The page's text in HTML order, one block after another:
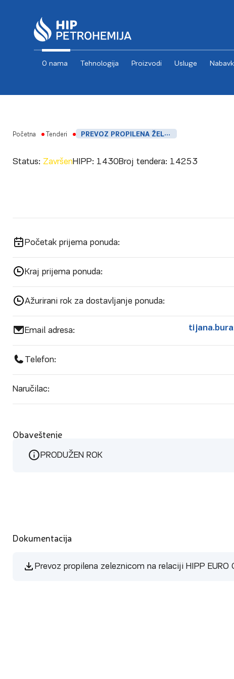
O nama Tehnologija Proizvodi Usluge
Početna Tenderi PREVOZ PROPILENA ŽELEZNICOM NA RELACIJI HIPP-EURO GAS SUBOTICA I TRANSPORT PRAZNIH ŽELEZNIČKIH CISTERNI NA RELACIJI EURO GA
Status: ZavršenHIPP: 1430Broj tendera: 14253
Početak prijema ponuda:
Kraj prijema ponuda:
Ažurirani rok za dostavljanje ponuda:
Email adresa:
Telefon:
Naručilac:
Obaveštenje
PRODUŽEN ROK
Dokumentacija
Prevoz propilena zeleznicom na relaciji HIPP EURO